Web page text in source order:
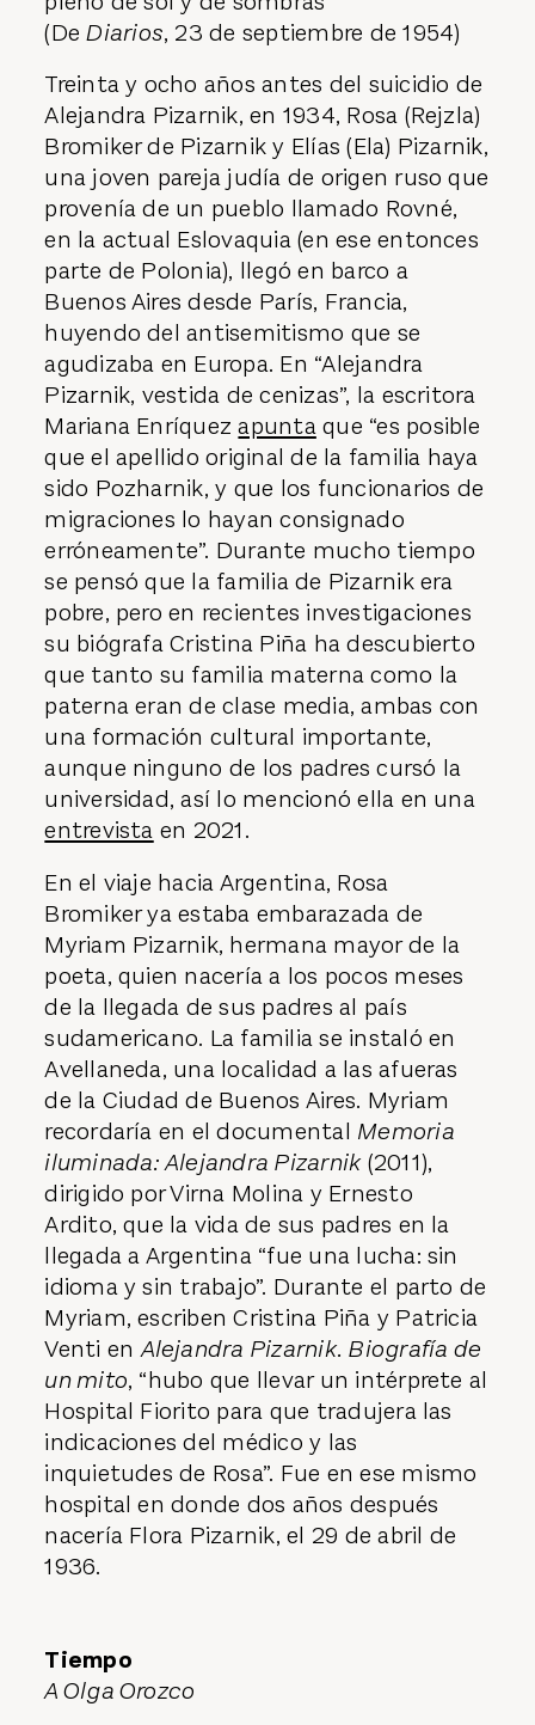
(DeDiarios, 23 de septiembre de 1954)
Treinta y ocho años antes del suicidio de
Alejandra Pizarnik, en 1934, Rosa (Rejzla)
Bromiker de Pizarnik y Elías (Ela) Pizarnik,
una joven pareja judía de origen ruso que
provenía de un pueblo llamado Rovné,
en la actual Eslovaquia (en ese entonces
parte de Polonia), llegó en barco a
Buenos Aires desde París, Francia,
huyendo del antisemitismo que se
agudizaba en Europa. En “Alejandra
Pizarnik, vestida de cenizas”, la escritora
Mariana Enríquezapuntaque “es posible
que el apellido original de la familia haya
sido Pozharnik, y que los funcionarios de
migraciones lo hayan consignado
erróneamente”. Durante mucho tiempo
se pensó que la familia de Pizarnik era
pobre, pero en recientes investigaciones
su biógrafa Cristina Piña ha descubierto
que tanto su familia materna como la
paterna eran de clase media, ambas con
una formación cultural importante,
aunque ninguno de los padres cursó la
universidad, así lo mencionó ella en una
entrevista en 2021.
En el viaje hacia Argentina, Rosa
Bromiker ya estaba embarazada de
Myriam Pizarnik, hermana mayor de la
poeta, quien nacería a los pocos meses
de la llegada de sus padres al país
sudamericano. La familia se instaló en
Avellaneda, una localidad a las afueras
de la Ciudad de Buenos Aires. Myriam
recordaría en el documental Memoria
iluminada: Alejandra Pizarnik(2011),
dirigido por Virna Molina y Ernesto
Ardito, que la vida de sus padres en la
llegada a Argentina “fue una lucha: sin
idioma y sin trabajo”. Durante el parto de
Myriam, escriben Cristina Piña y Patricia
Venti enAlejandra Pizarnik. Biografía de
un mito, “hubo que llevar un intérprete al
Hospital Fiorito para que tradujera las
indicaciones del médico y las
inquietudes de Rosa”. Fue en ese mismo
hospital en donde dos años después
nacería Flora Pizarnik, el 29 de abril de
1936.
Tiempo
A Olga Orozco